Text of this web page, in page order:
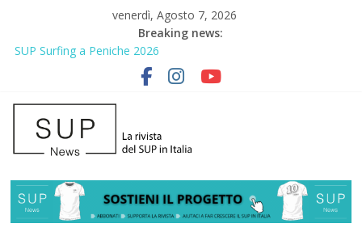
venerdì, Agosto 7, 2026
Breaking news:
SUP Surfing a Peniche 2026
AirSUP a Gallico: prima storica gara per Reggio Calabria
Gallico Paddle Fest 2026: sul lungomare di Gallico torna la festa
del SUP
Porto Selvaggio, a lezione di soccorso con la giornata della
prevenzione
2° Urban Sup Trophy: la regata solidale per lo IOR